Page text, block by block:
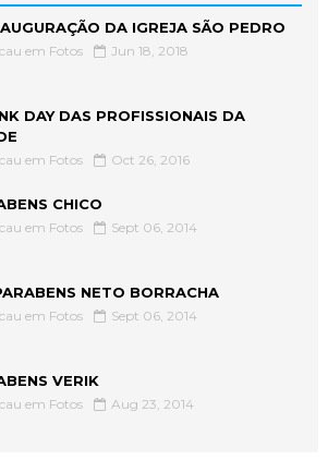
DA IGREJA SÃO PEDRO
em Fotos Jun 18, 2018
DAY DAS PROFISSIONAIS DA
em Fotos Oct 26, 2016
CHICO
em Fotos Sept 06, 2014
NETO BORRACHA
em Fotos Sept 06, 2014
VERIK
em Fotos Aug 23, 2014